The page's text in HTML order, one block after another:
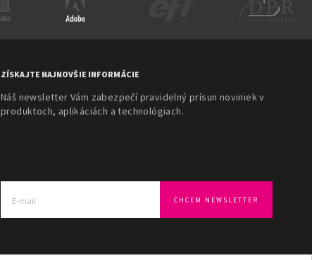
ZÍSKAJTE NAJNOVŠIE INFORMÁCIE
Náš newsletter Vám zabezpečí pravidelný prísun noviniek v
produktoch, aplikáciách a technológiach.